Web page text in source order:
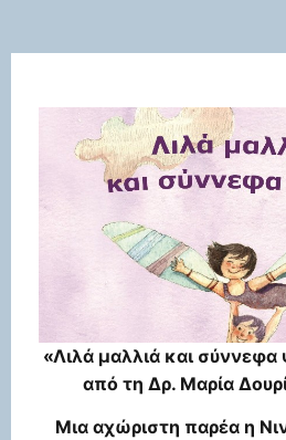
«Λιλά μαλλιά και σύννεφα
από τη Δρ. Μαρία
Μια αχώριστη παρέα η